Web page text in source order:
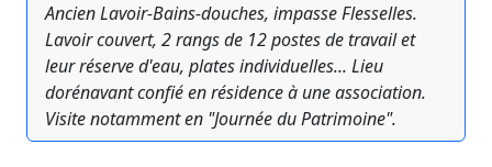
Ancien Lavoir-Bains-douches, impasse Flesselles.
Lavoir couvert, 2 rangs de 12 postes de travail et
leur réserve d'eau, plates individuelles... Lieu
dorénavant confié en résidence à une association.
Visite notamment en "Journée du Patrimoine".